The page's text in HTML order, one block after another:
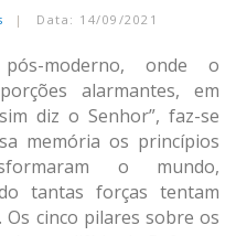
Data: 14/09/2021
moderno, onde o
alarmantes, em
diz o Senhor”, faz-se
memória os princípios
o mundo,
tantas forças tentam
cinco pilares sobre os